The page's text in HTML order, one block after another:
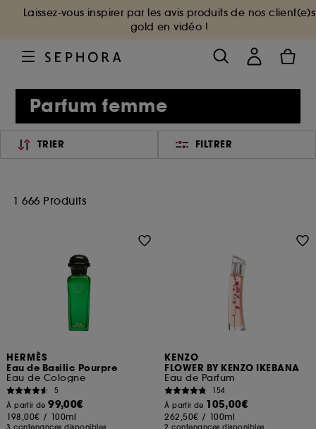
Laissez-vous inspirer par les avis produits de nos client(e)s
gold en vidéo !
Parfum femme
TRIER FILTRER
1 666 Produits
HERMÈS
Eau de Basilic Pourpre
Eau de Cologne
5
À partir de99,00€
198,00€ / 100ml
KENZO
FLOWER BY KENZO IKEBANA
Eau de Parfum
154
À partir de 105,00€
262,50€ / 100ml